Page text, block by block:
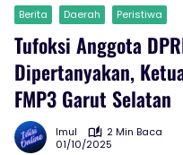
Berita Daerah Peristiwa
Tufoksi Anggota
Dipertanyakan,
FMP3 Garut Selatan
Imul
2 Min Baca
01/10/2025